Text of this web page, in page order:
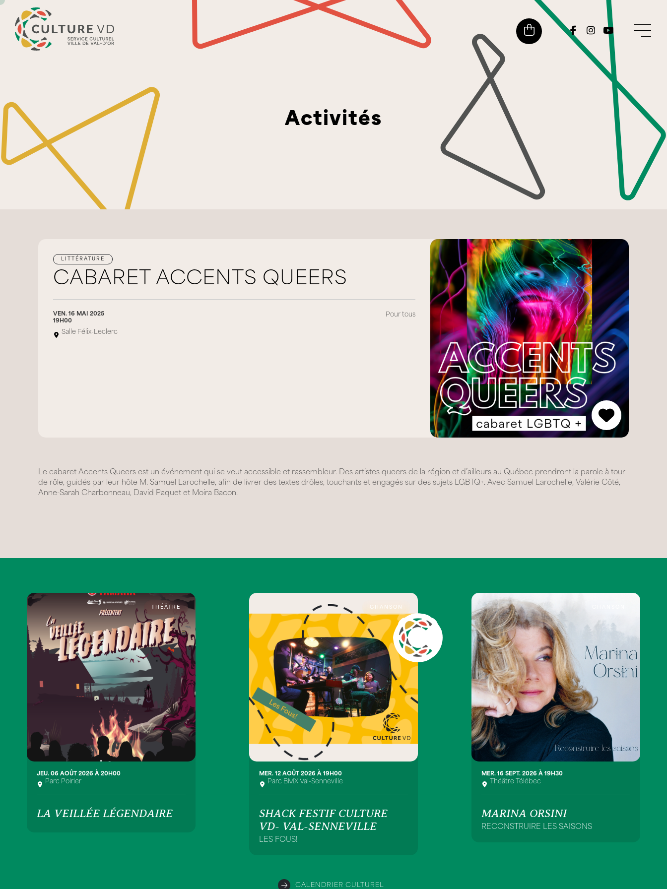
Activités
LITTÉRATURE
CABARET ACCENTS QUEERS
VEN. 16 MAI 2025
19H00
Salle Félix-Leclerc
Pour tous
Le cabaret Accents Queers est un événement qui se veut accessible et rassembleur. Des artistes queers de la région et d’ailleurs au Québec prendront la parole à tour
de rôle, guidés par leur hôte M. Samuel Larochelle, afin de livrer des textes drôles, touchants et engagés sur des sujets LGBTQ+. Avec Samuel Larochelle, Valérie Côté,
Anne-Sarah Charbonneau, David Paquet et Moira Bacon.
THÉÂTRE
JEU. 06 AOÛT 2026 À 20H00
Parc Poirier
LA VEILLÉE LÉGENDAIRE
CHANSON
MER. 12 AOÛT 2026 À 19H00
Parc BMX Val-Senneville
SHACK FESTIF CULTURE
VD- VAL-SENNEVILLE
LES FOUS!
MER. 16 SEPT. 2026 À 19H30
Théâtre Télébec
MARINA ORSINI
RECONSTRUIRE LES SAISONS
CALENDRIER CULTUREL